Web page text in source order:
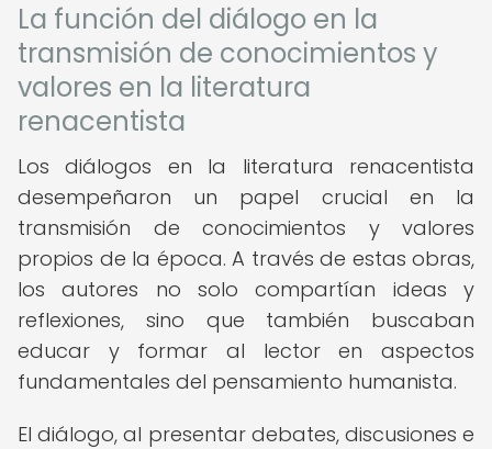
La función del diálogo en la
transmisión de conocimientos y
valores en la literatura
renacentista
Los diálogos en la literatura renacentista
desempeñaron un papel crucial en la
transmisión de conocimientos y valores
propios de la época. A través de estas obras,
los autores no solo compartían ideas y
reflexiones, sino que también buscaban
educar y formar al lector en aspectos
fundamentales del pensamiento humanista.
El diálogo, al presentar debates, discusiones e